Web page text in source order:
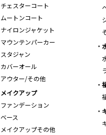
チェスターコート
ムートンコート
ナイロンジャケット
マウンテンパーカー
スタジャン
カバーオール
アウター/その他
メイクアップ
ファンデーション
ベース
メイクアップその他